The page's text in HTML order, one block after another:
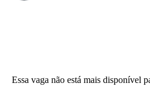
Essa vaga não está mais disponível